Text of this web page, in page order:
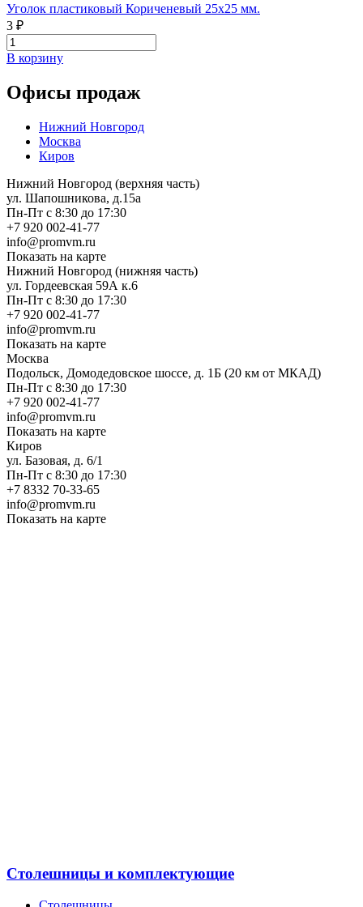
Уголок пластиковый Кориченевый 25х25 мм.
3 ₽
В корзину
Офисы продаж
Нижний Новгород
Москва
Киров
Нижний Новгород (верхняя часть)
ул. Шапошникова, д.15а
Пн-Пт с 8:30 до 17:30
+7 920 002-41-77
info@promvm.ru
Показать на карте
Нижний Новгород (нижняя часть)
ул. Гордеевская 59А к.6
Пн-Пт с 8:30 до 17:30
+7 920 002-41-77
info@promvm.ru
Показать на карте
Москва
Подольск, Домодедовское шоссе, д. 1Б (20 км от МКАД)
Пн-Пт с 8:30 до 17:30
+7 920 002-41-77
info@promvm.ru
Показать на карте
Киров
ул. Базовая, д. 6/1
Пн-Пт с 8:30 до 17:30
+7 8332 70-33-65
info@promvm.ru
Показать на карте
Столешницы и комплектующие